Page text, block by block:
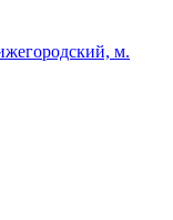
м.